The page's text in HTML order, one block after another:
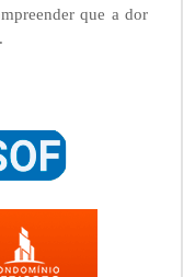
que a dor